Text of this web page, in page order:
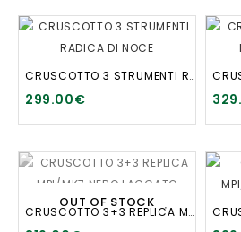
CRUSCOTTO 3 STRUMENTI RADICA DI NOCE
299.00€
OUT OF STOCK
CRUSCOTTO 3+3 REPLICA MPI/MK7 NERO LACCATO